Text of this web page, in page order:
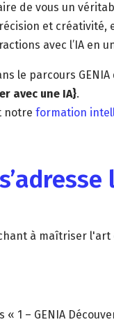
de vous un
et
avec l’IA en
le parcours
avec une IA}.
notreformation
à maîtriser
« 1 – GENIA